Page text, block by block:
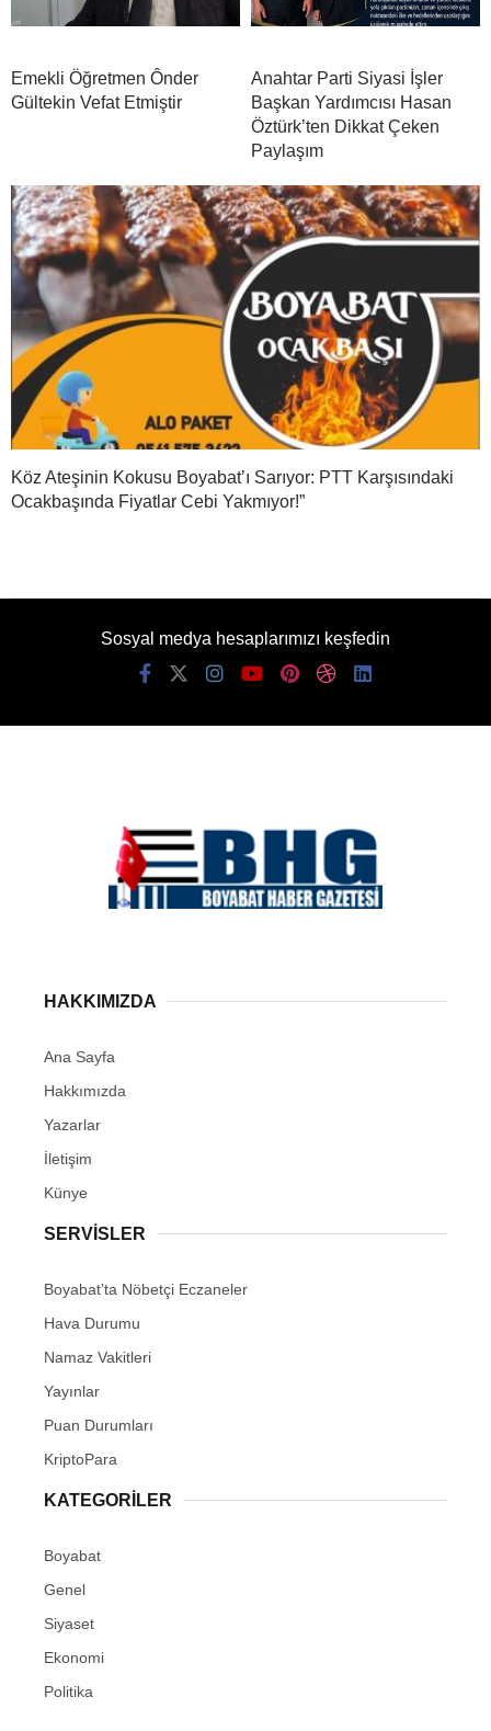
Emekli Öğretmen Ônder
Gültekin Vefat Etmiştir
Anahtar Parti Siyasi İşler
Başkan Yardımcısı Hasan
Öztürk’ten Dikkat Çeken
Paylaşım
Köz Ateşinin Kokusu Boyabat’ı Sarıyor: PTT Karşısındaki
Ocakbaşında Fiyatlar Cebi Yakmıyor!”
Sosyal medya hesaplarımızı keşfedin
HAKKIMIZDA
Ana Sayfa
Hakkımızda
Yazarlar
İletişim
Künye
SERVISLER
Boyabat’ta Nöbetçi Eczaneler
Hava Durumu
Namaz Vakitleri
Yayınlar
Puan Durumları
KriptoPara
KATEGORILER
Boyabat
Genel
Siyaset
Ekonomi
Politika